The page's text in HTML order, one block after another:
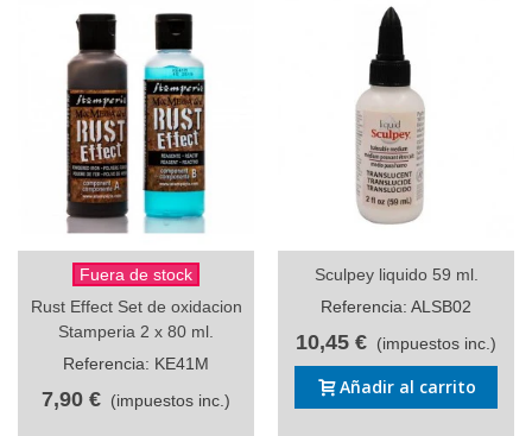
Fuera de stock
Rust Effect Set de oxidacion
Stamperia 2 x 80 ml.
Referencia: KE41M
7,90 € (impuestos inc.)
Sculpey liquido 59 ml.
Referencia: ALSB02
10,45 € (impuestos inc.)
Añadir al carrito